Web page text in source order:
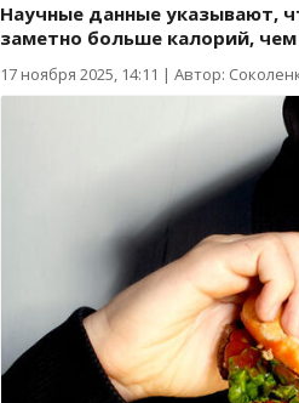
Научные данные указывают,
заметно больше калорий,
17 ноября 2025, 14:11 | Автор: